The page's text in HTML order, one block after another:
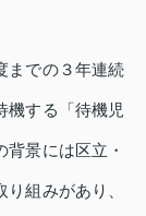
までの３年連続
機する「待機児
景には区立・
組みがあり、